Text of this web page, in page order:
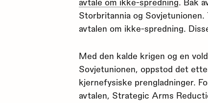
Storbritannia og
avtalen om ikke-spredning.
Med den kalde krigen og en
Sovjetunionen, oppstod det
kjernefysiske prengladninger.
avtalen, Strategic Arms